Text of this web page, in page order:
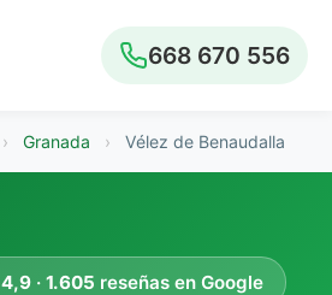
668 670 556
› Granada › Vélez de Benaudalla
4,9 · 1.605 reseñas en Google